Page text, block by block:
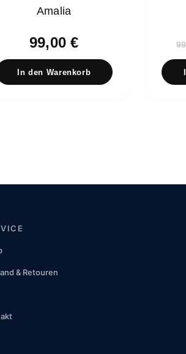
Amalia
99,00€
In den Warenkorb
& Retouren